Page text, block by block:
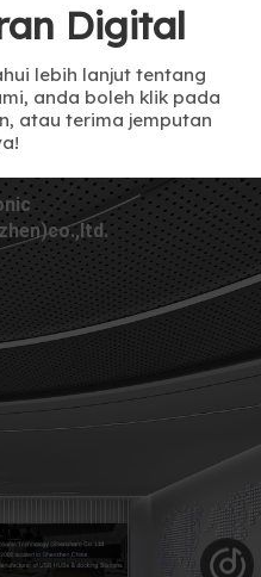
Digital
lebih lanjut tentang
anda boleh klik pada
atau terima jemputan